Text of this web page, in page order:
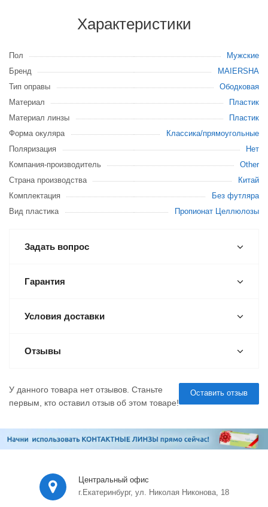
Характеристики
Пол
Мужские
Бренд
MAIERSHA
Тип оправы
Ободковая
Материал
Пластик
Материал линзы
Пластик
Форма окуляра
Классика/прямоугольные
Поляризация
Нет
Компания-производитель
Other
Страна производства
Китай
Комплектация
Без футляра
Вид пластика
Пропионат Целлюлозы
Задать вопрос
Гарантия
Условия доставки
Отзывы
Оставить отзыв
У данного товара нет отзывов. Станьте
первым, кто оставил отзыв об этом товаре!
Центральный офис
г.Екатеринбург, ул. Николая Никонова, 18